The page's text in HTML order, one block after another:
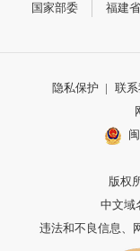
国家部委 福建
隐私保护 | 联
版权
中文域
违法和不良信息、